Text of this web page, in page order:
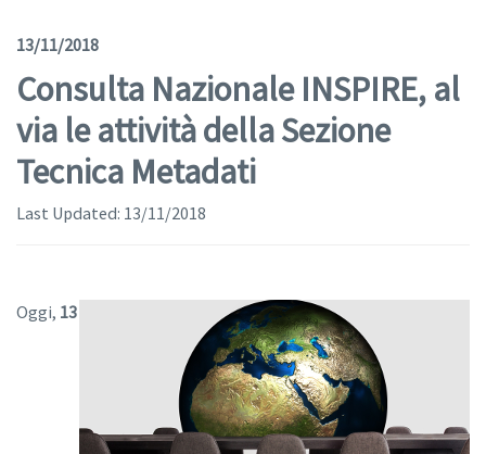
Geoviewer
Tools
Help (apre in una nuova finestra)
13/11/2018
Consulta Nazionale INSPIRE, al
via le attività della Sezione
Tecnica Metadati
Last Updated: 13/11/2018
Oggi, 13